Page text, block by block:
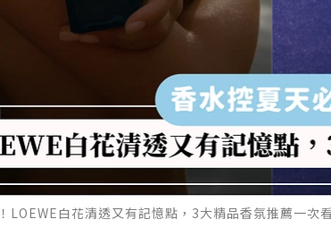
LOEWE白花清透又有記憶點，3大精品香氛推薦一次